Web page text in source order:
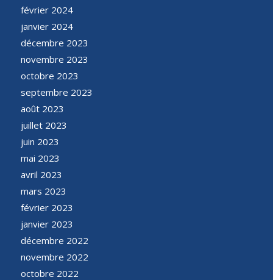
février 2024
janvier 2024
décembre 2023
novembre 2023
octobre 2023
septembre 2023
août 2023
juillet 2023
juin 2023
mai 2023
avril 2023
mars 2023
février 2023
janvier 2023
décembre 2022
novembre 2022
octobre 2022